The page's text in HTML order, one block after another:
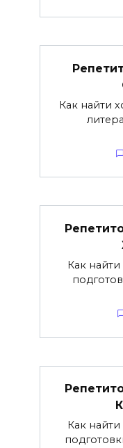
Как найти
Как
Как